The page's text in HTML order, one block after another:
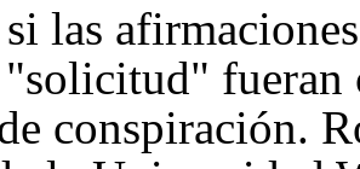
las
fueran
conspiración.